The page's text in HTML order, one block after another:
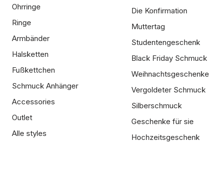
Ohrringe
Ringe
Armbänder
Halsketten
Fußkettchen
Schmuck Anhänger
Accessories
Outlet
Alle styles
Die Konfirmation
Muttertag
Studentengeschenk
Black Friday Schmuck
Weihnachtsgeschenke
Vergoldeter Schmuck
Silberschmuck
Geschenke für sie
Hochzeitsgeschenk